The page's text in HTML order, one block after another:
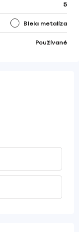
5
Biela metalíza
Používané